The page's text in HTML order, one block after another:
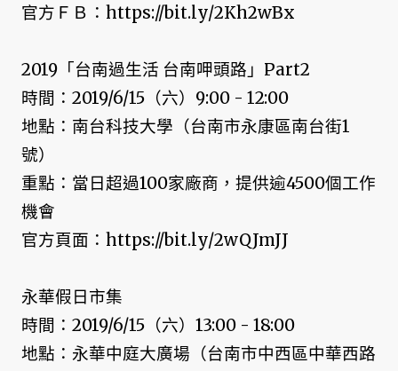
官方ＦＢ：https://bit.ly/2Kh2wBx
2019「台南過生活 台南呷頭路」Part2
時間：2019/6/15（六）9:00 - 12:00
地點：南台科技大學（台南市永康區南台街1
號）
重點：當日超過100家廠商，提供逾4500個工作
機會
官方頁面：https://bit.ly/2wQJmJJ
永華假日市集
時間：2019/6/15（六）13:00 - 18:00
地點：永華中庭大廣場（台南市中西區中華西路